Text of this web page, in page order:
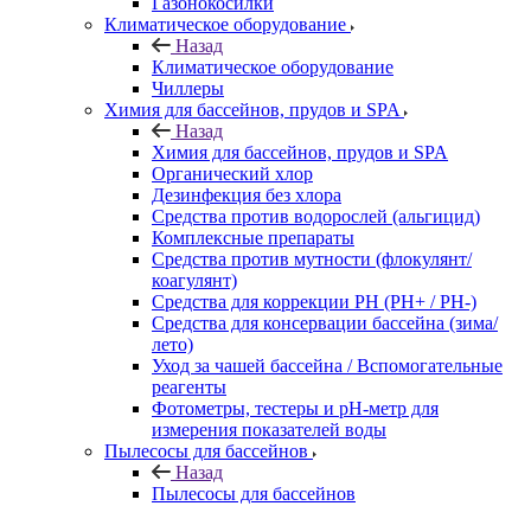
Климатическое оборудование
Назад
Климатическое оборудование
Чиллеры
Химия для бассейнов, прудов и SPA
Назад
Химия для бассейнов, прудов и SPA
Органический хлор
Дезинфекция без хлора
Средства против водорослей (альгицид)
Комплексные препараты
Средства против мутности (флокулянт/
коагулянт)
Средства для коррекции PH (PH+ / PH-)
Средства для консервации бассейна (зима/
лето)
Уход за чашей бассейна / Вспомогательные
реагенты
Фотометры, тестеры и рН-метр для
измерения показателей воды
Пылесосы для бассейнов
Назад
Пылесосы для бассейнов